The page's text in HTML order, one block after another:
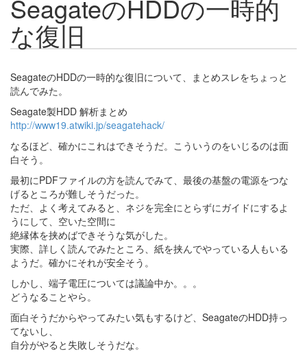
SeagateのHDDの一時的
な復旧
SeagateのHDDの一時的な復旧について、まとめスレをちょっと
読んでみた。
Seagate製HDD 解析まとめ
http://www19.atwiki.jp/seagatehack/
なるほど、確かにこれはできそうだ。こういうのをいじるのは面
白そう。
最初にPDFファイルの方を読んでみて、最後の基盤の電源をつな
げるところが難しそうだった。
ただ、よく考えてみると、ネジを完全にとらずにガイドにするよ
うにして、空いた空間に
絶縁体を挟めばできそうな気がした。
実際、詳しく読んでみたところ、紙を挟んでやっている人もいる
ようだ。確かにそれが安全そう。
しかし、端子電圧については議論中か。。。
どうなることやら。
面白そうだからやってみたい気もするけど、SeagateのHDD持っ
てないし、
自分がやると失敗しそうだな。